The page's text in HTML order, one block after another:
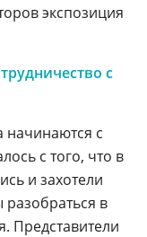
экспозиция
с
начинаются с
с того, что в
и захотели
разобраться в
Представители